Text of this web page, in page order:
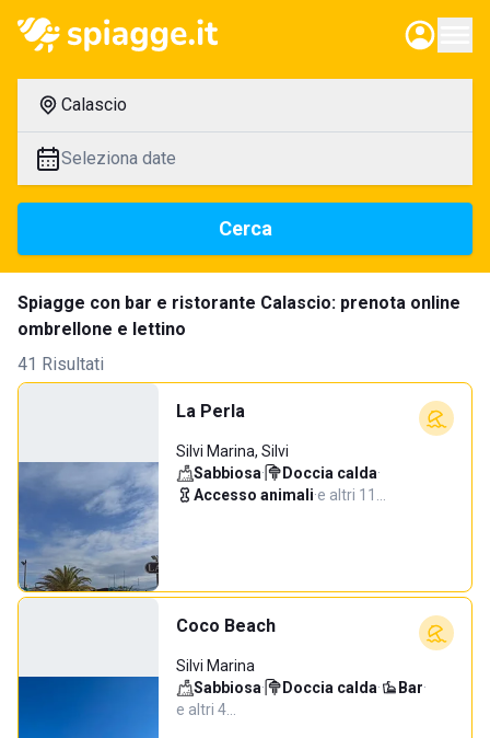
Calascio
Seleziona date
Cerca
Spiagge con bar e ristorante Calascio: prenota online
ombrellone e lettino
41 Risultati
La Perla
Silvi Marina, Silvi
Sabbiosa· Doccia calda·
Accesso animali·e altri 11…
Coco Beach
Silvi Marina
Sabbiosa· Doccia calda· Bar·
e altri 4…